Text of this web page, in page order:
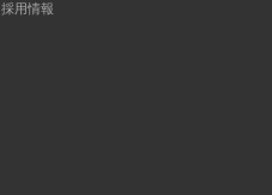
採用情報